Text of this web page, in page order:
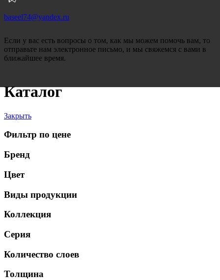
baseel74@yandex.ru
Если у вас есть вопросы о том, как мы можем помочь вам, то
отправьте нам электронное письмо, и мы свяжемся с вами в
ближайшее время.
Каталог
Закрыть
Фильтр по цене
Бренд
Цвет
Виды продукции
Коллекция
Серия
Количество слоев
Толщина